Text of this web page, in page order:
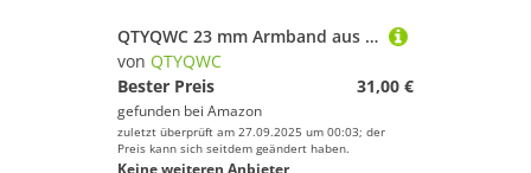
QTYQWC 23 mm Armband aus echtem Kalbsleder mit Stahlschließe, kompatibel mit der Uhr Swatch Irony YOS440 449 448 401G
von QTYQWC
Bester Preis
31,00 €
gefunden bei Amazon
zuletzt überprüft am 27.09.2025 um 00:03; der
Preis kann sich seitdem geändert haben.
Keine weiteren Anbieter